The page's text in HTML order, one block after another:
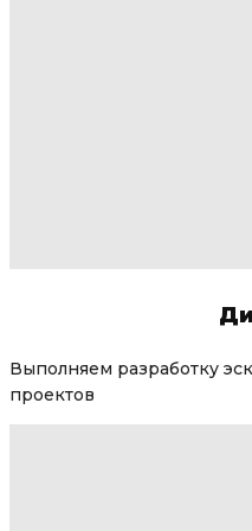
Выполняем разработку
проектов